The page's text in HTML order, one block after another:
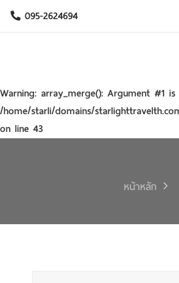
095-2624694
Warning: array_merge(): Argument #1
/home/starli/domains/
on line 43
หน้าหลัก